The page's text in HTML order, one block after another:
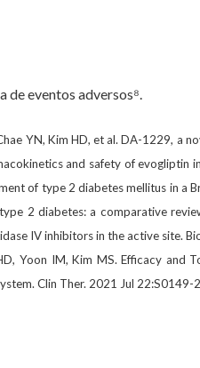
eventos adversos⁸.
YN, Kim HD, et al. DA-1229, a
and safety of evogliptin
of type 2 diabetes mellitus in a
2 diabetes: a comparative
IV inhibitors in the active site.
Yoon IM, Kim MS. Efficacy and
Clin Ther. 2021 Jul